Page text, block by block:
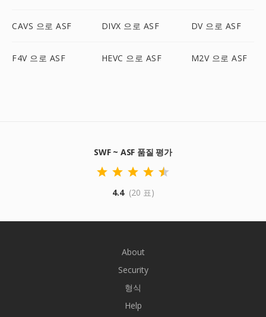
CAVS 으로 ASF DIVX 으로 ASF DV 으로 ASF
F4V 으로 ASF HEVC 으로 ASF M2V 으로 ASF
SWF ~ ASF 품질 평가
4.4 (20 표)
About
Security
형식
Help